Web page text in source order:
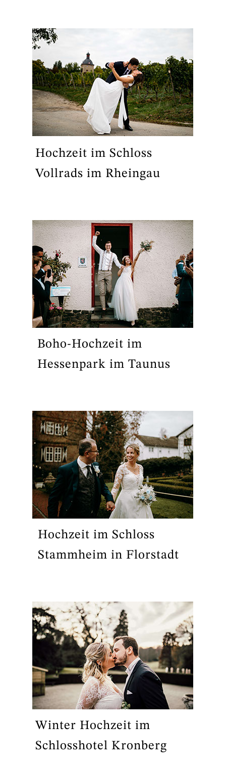
Hochzeit im Schloss
Vollrads im Rheingau
Boho-Hochzeit im
Hessenpark im Taunus
Hochzeit im Schloss
Stammheim in Florstadt
Winter Hochzeit im
Schlosshotel Kronberg